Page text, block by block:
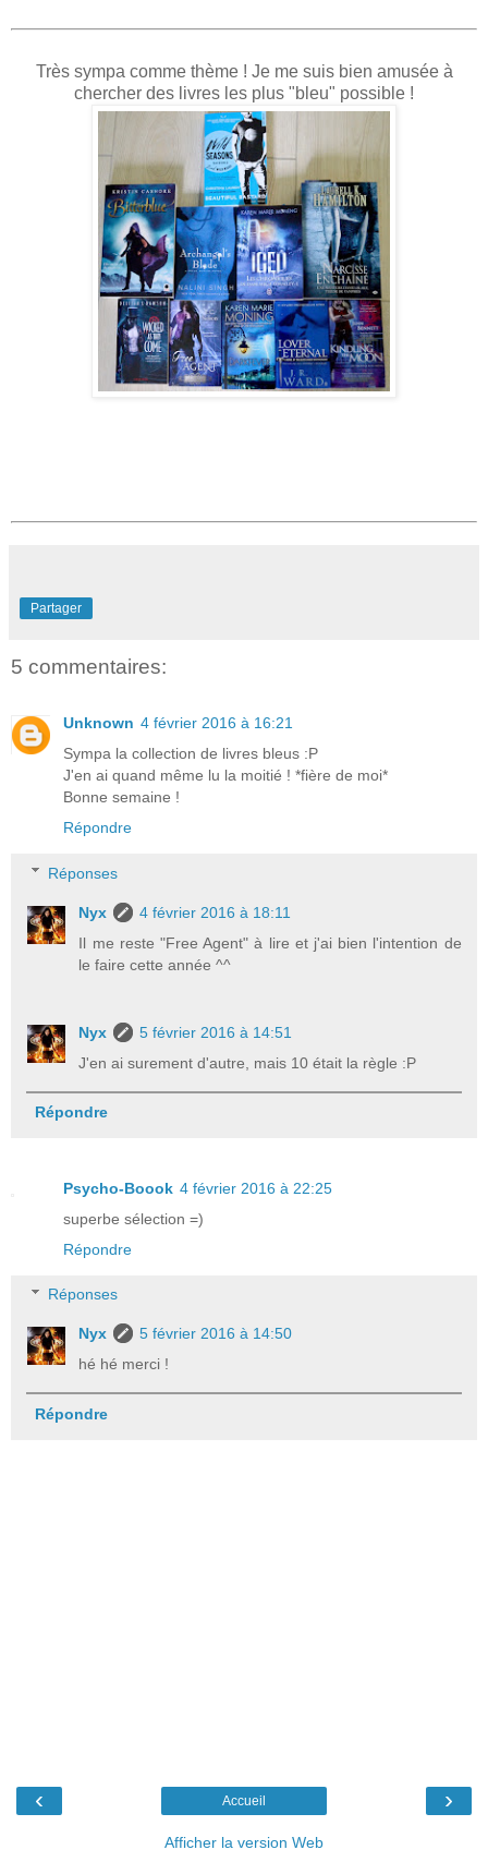
Très sympa comme thème ! Je me suis bien amusée à
chercher des livres les plus "bleu" possible !
Partager
5 commentaires:
Unknown 4 février 2016 à 16:21
Sympa la collection de livres bleus :P
J'en ai quand même lu la moitié ! *fière de moi*
Bonne semaine !
Répondre
Réponses
Nyx
4 février 2016 à 18:11
Il me reste "Free Agent" à lire et j'ai bien l'intention de
le faire cette année ^^
Nyx
5 février 2016 à 14:51
J'en ai surement d'autre, mais 10 était la règle :P
Répondre
Psycho-Boook 4 février 2016 à 22:25
superbe sélection =)
Répondre
Réponses
Nyx
5 février 2016 à 14:50
hé hé merci !
Répondre
‹ ›
Accueil
Afficher la version Web